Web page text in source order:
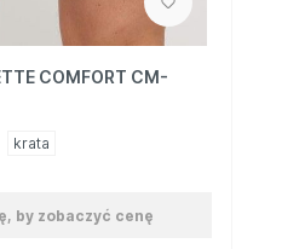
COMFORT CM-
krata
by zobaczyć cenę